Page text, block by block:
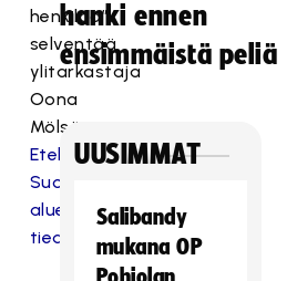
henkilöä”,
selventää
ylitarkastaja
Oona
Mölsä
Etelä-
Suomen
aluehallintoviraston
tiedotteessa.
hanki ennen
ensimmäistä peliä
UUSIMMAT
Salibandy
mukana OP